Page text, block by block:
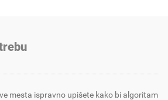
mesta ispravno upišete kako bi algoritam